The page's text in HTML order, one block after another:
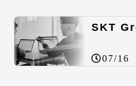
SKT
07/16